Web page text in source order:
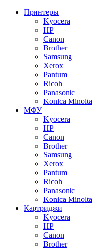
Принтеры
Kyocera
HP
Canon
Brother
Samsung
Xerox
Pantum
Ricoh
Panasonic
Konica Minolta
МФУ
Kyocera
HP
Canon
Brother
Samsung
Xerox
Pantum
Ricoh
Panasonic
Konica Minolta
Картриджи
Kyocera
HP
Canon
Brother